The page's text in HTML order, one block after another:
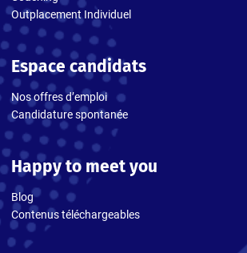
Outplacement Individuel
Espace candidats
Nos offres d’emploi
Candidature spontanée
Happy to meet you
Blog
Contenus téléchargeables